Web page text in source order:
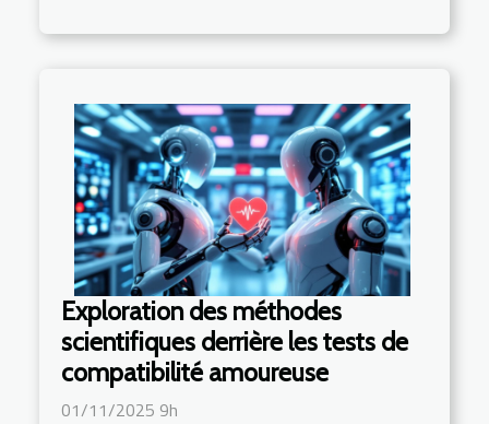
Exploration des méthodes
scientifiques derrière les tests de
compatibilité amoureuse
01/11/2025 9h